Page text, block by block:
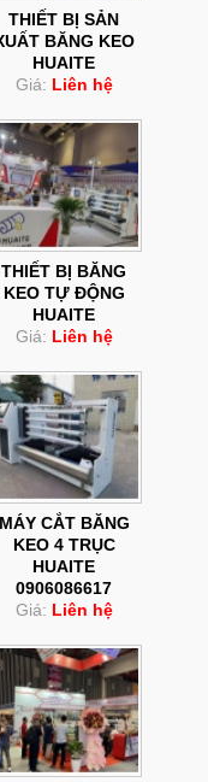
THIẾT BỊ SẢN
BĂNG KEO
HUAITE
Giá: Liên hệ
THIẾT BỊ BĂNG
KEO TỰ ĐỘNG
HUAITE
Giá: Liên hệ
MÁY CẮT BĂNG
KEO 4 TRỤC
HUAITE
0906086617
Giá: Liên hệ